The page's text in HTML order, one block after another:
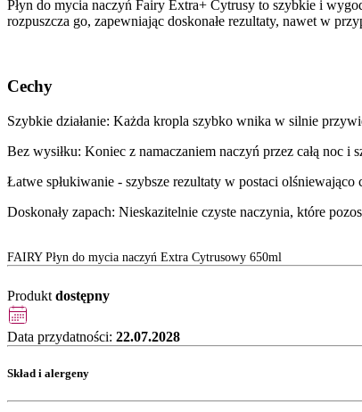
Płyn do mycia naczyń Fairy Extra+ Cytrusy to szybkie i
rozpuszcza go, zapewniając doskonałe rezultaty, nawet w
Cechy
Szybkie działanie: Każda kropla szybko wnika w silnie
Bez wysiłku: Koniec z namaczaniem naczyń przez całą noc
Łatwe spłukiwanie - szybsze rezultaty w postaci olśniewająco
Doskonały zapach: Nieskazitelnie czyste naczynia, które
FAIRY Płyn do mycia naczyń Extra Cytrusowy 650ml
Produkt dostępny
Data przydatności: 22.07.2028
Skład i alergeny